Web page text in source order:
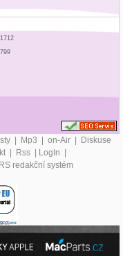
| Mp3 | on-Air | Diskuse
| Rss | LogIn |
redakční systém